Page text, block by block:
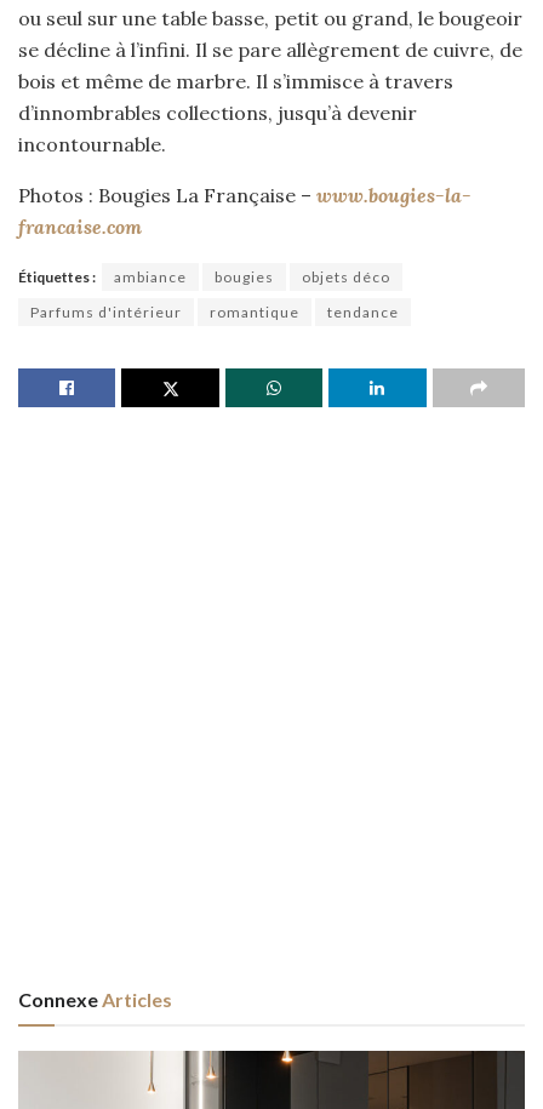
ou seul sur une table basse, petit ou grand, le bougeoir
se décline à l’infini. Il se pare allègrement de cuivre, de
bois et même de marbre. Il s’immisce à travers
d’innombrables collections, jusqu’à devenir
incontournable.
Photos : Bougies La Française – www.bougies-la-
francaise.com
Étiquettes : ambiance bougies
objets déco
Parfums d'intérieur
romantique tendance
Connexe Articles